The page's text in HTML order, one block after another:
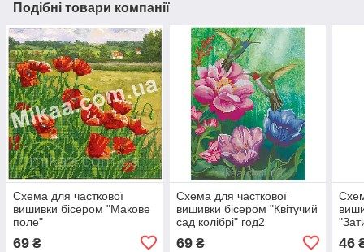
Подібні товари компанії
Схема для часткової
вишивки бісером "Макове
поле"
69 ₴
Схема для часткової
вишивки бісером "Квітучий
сад колібрі" год2
69₴ 46